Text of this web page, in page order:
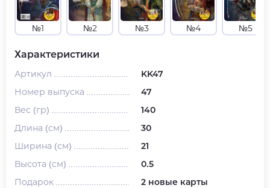
№1 №2 №3 №4 №5
Характеристики
Артикул
KK47
Номер выпуска
47
Вес (гр)
140
Длина (см)
30
Ширина (см)
21
Высота (см)
0.5
Подарок
2 новые карты